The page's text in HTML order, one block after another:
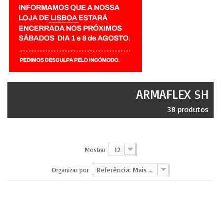
ARMAFLEX SH
38 produtos
Mostrar 12
Organizar por Referência: Mais baixa primeiro